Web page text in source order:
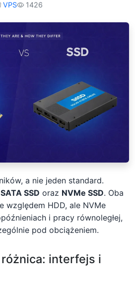
VPS 1426
a nie jeden standard.
SATA SSD oraz NVMe SSD. Oba
względem HDD, ale NVMe
i pracy równoległej,
pod obciążeniem.
interfejs i